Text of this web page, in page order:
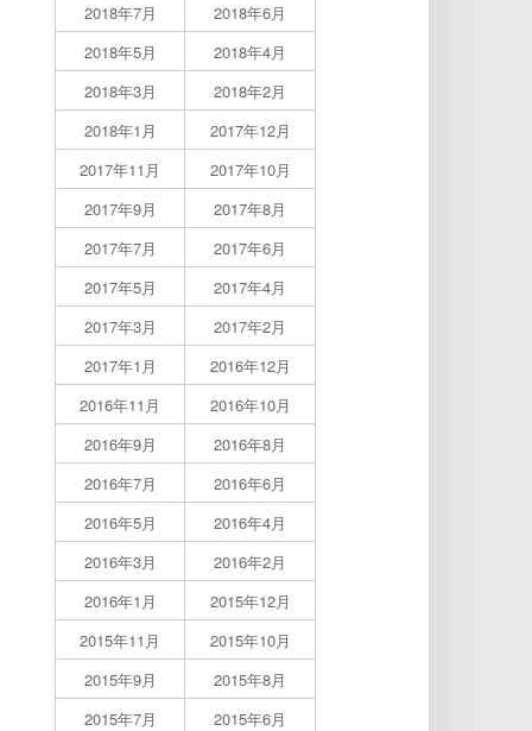
2018年7月
2018年6月
2018年5月
2018年4月
2018年3月
2018年2月
2018年1月
2017年12月
2017年11月
2017年10月
2017年9月
2017年8月
2017年7月
2017年6月
2017年5月
2017年4月
2017年3月
2017年2月
2017年1月
2016年12月
2016年11月
2016年10月
2016年9月
2016年8月
2016年7月
2016年6月
2016年5月
2016年4月
2016年3月
2016年2月
2016年1月
2015年12月
2015年11月
2015年10月
2015年9月
2015年8月
2015年7月
2015年6月